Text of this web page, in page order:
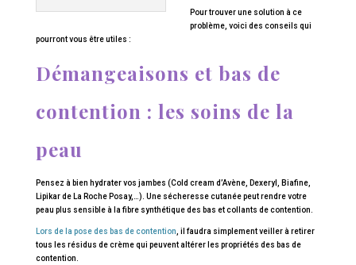
Pour trouver une solution à ce
problème, voici des conseils qui
pourront vous être utiles :
Démangeaisons et bas de
contention : les soins de la
peau
Pensez à bien hydrater vos jambes (Cold cream d’Avène, Dexeryl, Biafine,
Lipikar de La Roche Posay,…). Une sécheresse cutanée peut rendre votre
peau plus sensible à la fibre synthétique des bas et collants de contention.
Lors de la pose des bas de contention , il faudra simplement veiller à retirer
tous les résidus de crème qui peuvent altérer les propriétés des bas de
contention.